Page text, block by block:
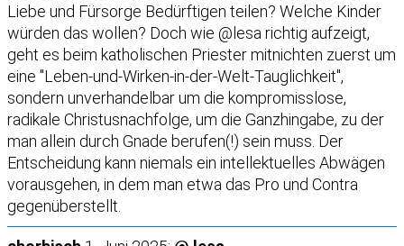
Liebe und Fürsorge Bedürftigen teilen? Welche Kinder
würden das wollen? Doch wie @lesa richtig aufzeigt,
geht es beim katholischen Priester mitnichten zuerst um
eine "Leben-und-Wirken-in-der-Welt-Tauglichkeit",
sondern unverhandelbar um die kompromisslose,
radikale Christusnachfolge, um die Ganzhingabe, zu der
man allein durch Gnade berufen(!) sein muss. Der
Entscheidung kann niemals ein intellektuelles Abwägen
vorausgehen, in dem man etwa das Pro und Contra
gegenüberstellt.